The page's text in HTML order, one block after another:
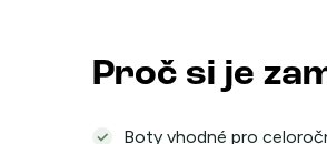
Proč si je
Boty vhodné pro